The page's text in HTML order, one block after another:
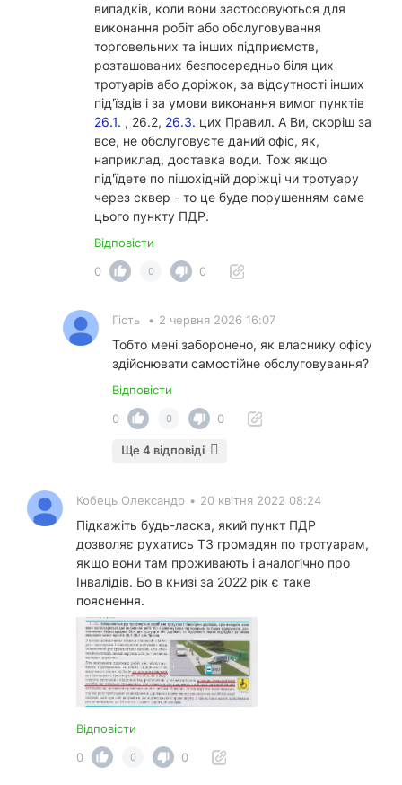
випадків, коли вони застосовуються для
виконання робіт або обслуговування
торговельних та інших підприємств,
розташованих безпосередньо біля цих
тротуарів або доріжок, за відсутності інших
під'їздів і за умови виконання вимог пунктів
26.1. , 26.2, 26.3. цих Правил. А Ви, скоріш за
все, не обслуговуєте даний офіс, як,
наприклад, доставка води. Тож якщо
під'їдете по пішохідній доріжці чи тротуару
через сквер - то це буде порушенням саме
цього пункту ПДР.
Відповісти
0
0 0
Гість • 2 червня 2026 16:07
Тобто мені заборонено, як власнику офісу
здійснювати самостійне обслуговування?
Відповісти
0
0 0
Ще 4 відповіді
Кобець Олександр • 20 квітня 2022 08:24
Підкажіть будь-ласка, який пункт ПДР
дозволяє рухатись ТЗ громадян по тротуарам,
якщо вони там проживають і аналогічно про
Інвалідів. Бо в книзі за 2022 рік є таке
пояснення.
Відповісти
0
0 0